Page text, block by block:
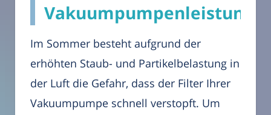
Vakuumpumpenleistung
Im Sommer besteht aufgrund der
erhöhten Staub- und Partikelbelastung in
der Luft die Gefahr, dass der Filter Ihrer
Vakuumpumpe schnell verstopft. Um